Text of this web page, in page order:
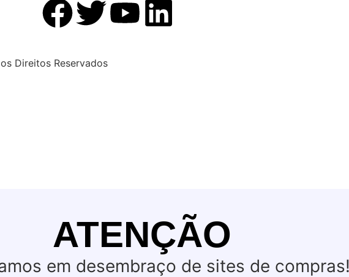
Direitos Reservados
ATENÇÃO
em desembraço de sites de compras!